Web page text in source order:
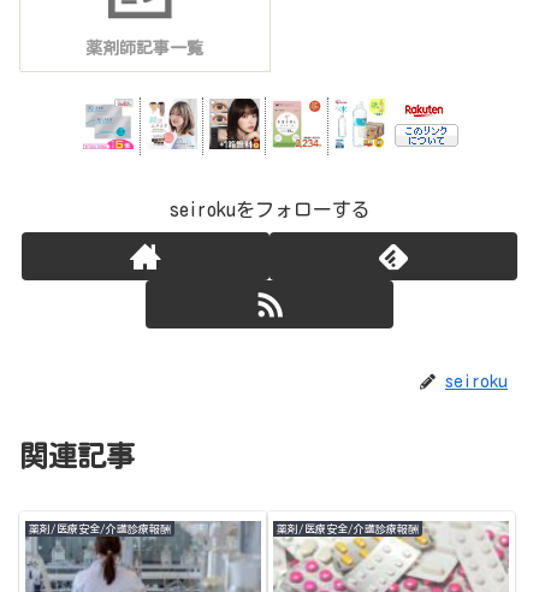
薬剤師記事一覧
seirokuをフォローする
seiroku
関連記事
薬剤/医療安全/介護診療報酬 薬剤/医療安全/介護診療報酬